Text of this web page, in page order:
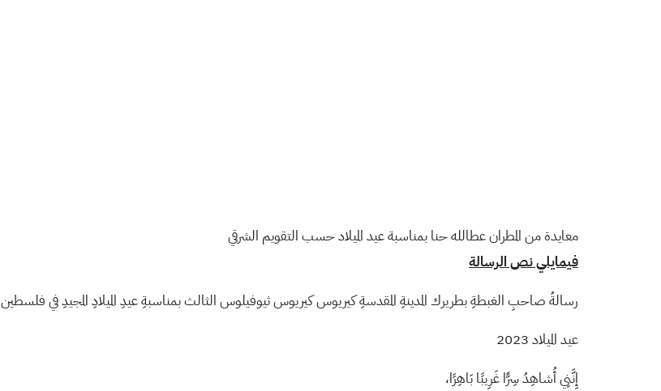
معايدة من المطران عطالله حنا بمناسبة عيد الميلاد حسب التقويم الشرقي
فيمايلي نص الرسالة
رسالةُ صاحبِ الغبطةِ بطريرك المدينةِ المقدسةِ كيريوس كيريوس ثيوفيلوس الثالث بمناسبةِ عيدِ الميلادِ المجيدِ في فلسطين
عيد الميلاد 2023
إِنَّنِي أُشاهِدُ سِرًّا غَرِيبًا بَاهِرًا،